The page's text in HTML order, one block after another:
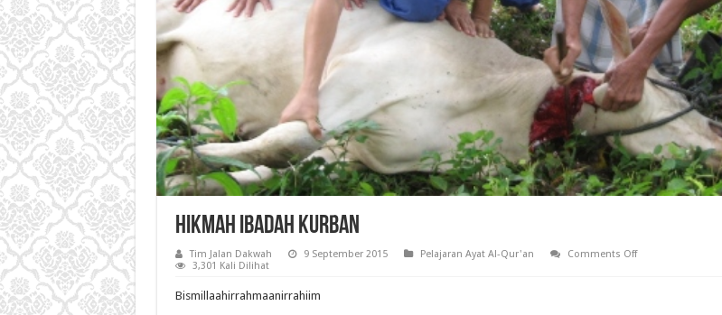
Hikmah Ibadah Kurban
Tim Jalan Dakwah 9 September 2015 Pelajaran Ayat Al-Qur'an Comments Offon
3,301 Kali Dilihat
Bismillaahirrahmaanirrahiim